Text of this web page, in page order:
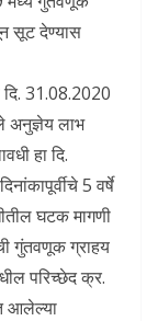
सूट देण्यास
दि. 31.08.2020
अनुज्ञेय लाभ
हा दि.
5 वर्षे
घटक मागणी
गुंतवणूक ग्राहय
परिच्छेद क्र.
आलेल्या